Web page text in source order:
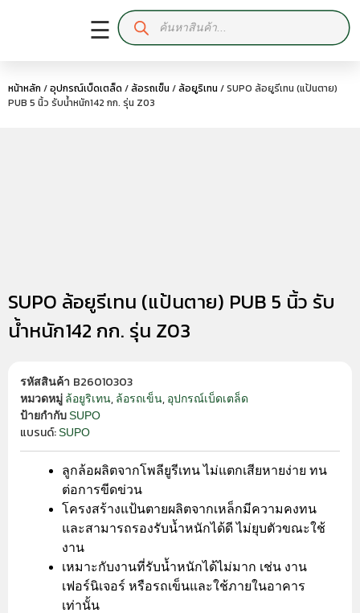
☰
หน้าหลัก /อุปกรณ์เบ็ดเตล็ด /ล้อรถเข็น /ล้อยูริเทน / SUPO ล้อยูรีเทน (แป้นตาย)
PUB 5 นิ้ว รับน้ำหนัก142 กก. รุ่น Z03
SUPO ล้อยูรีเทน (แป้นตาย) PUB 5 นิ้ว รับ
น้ำหนัก142 กก. รุ่น Z03
รหัสสินค้า B26010303
หมวดหมู่ ล้อยูริเทน, ล้อรถเข็น, อุปกรณ์เบ็ดเตล็ด
ป้ายกำกับ SUPO
แบรนด์:SUPO
ลูกล้อผลิตจากโพลียูรีเทน ไม่แตกเสียหายง่าย ทน
ต่อการขีดข่วน
โครงสร้างแป้นตายผลิตจากเหล็กมีความคงทน
และสามารถรองรับน้ำหนักได้ดี ไม่ยุบตัวขณะใช้
งาน
เหมาะกับงานที่รับน้ำหนักได้ไม่มาก เช่น งาน
เฟอร์นิเจอร์ หรือรถเข็นและใช้ภายในอาคาร
เท่านั้น